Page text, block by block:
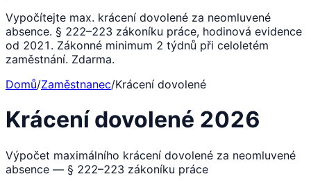
Vypočítejte max. krácení dovolené za neomluvené
absence. § 222–223 zákoníku práce, hodinová evidence
od 2021. Zákonné minimum 2 týdnů při celoletém
zaměstnání. Zdarma.
Domů/Zaměstnanec/Krácení dovolené
Krácení dovolené 2026
Výpočet maximálního krácení dovolené za neomluvené
absence — § 222–223 zákoníku práce